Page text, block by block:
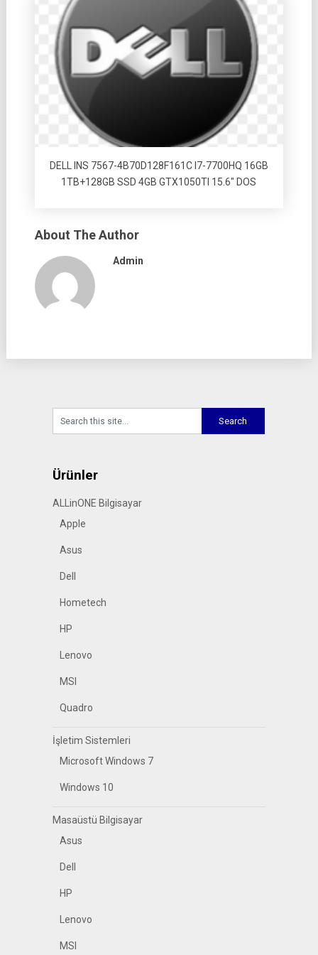
DELL INS 7567-4B70D128F161C I7-7700HQ 16GB
1TB+128GB SSD 4GB GTX1050TI 15.6″ DOS
About The Author
Admin
Ürünler
ALLinONE Bilgisayar
Apple
Asus
Dell
Hometech
HP
Lenovo
MSI
Quadro
İşletim Sistemleri
Microsoft Windows 7
Windows 10
Masaüstü Bilgisayar
Asus
Dell
HP
Lenovo
MSI